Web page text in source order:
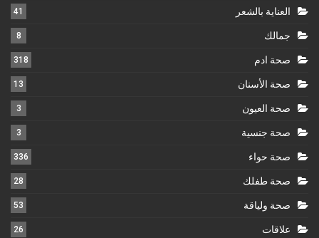
العناية بالشعر 41
جمالك 8
صحة ادم 318
صحة الأسنان 13
صحة العيون 3
صحة جنسية 3
صحة حواء 336
صحة طفلك 28
صحة ولياقة 53
علاقات 26